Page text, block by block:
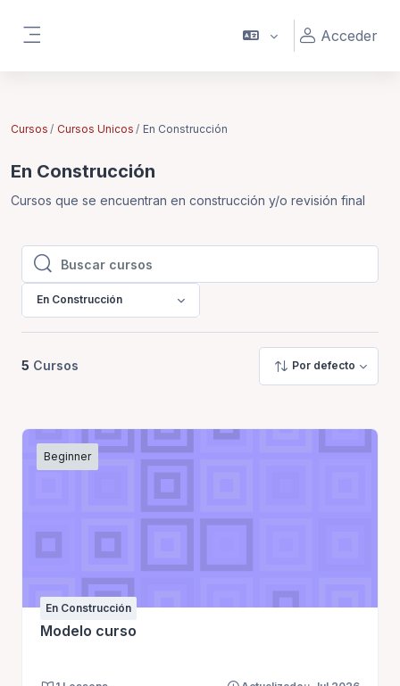
Acceder
Cursos Cursos Unicos En Construcción
En Construcción
Cursos que se encuentran en construcción y/o revisión final
Buscar cursos
Buscar cursos
En Construcción
5 Cursos Por defecto
Beginner
En Construcción
Modelo curso